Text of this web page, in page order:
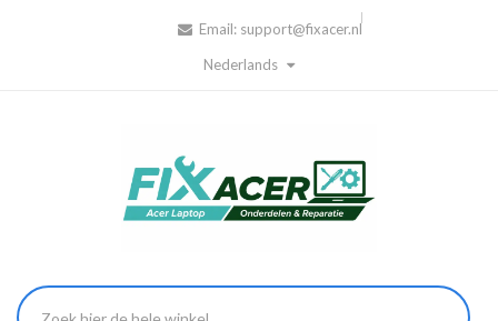
Email: support@fixacer.nl
Nederlands